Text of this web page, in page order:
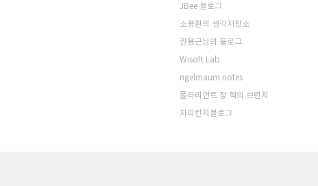
JBee 블로그
소용환의 생각저장소
권용근님의 블로그
Wisoft Lab.
ngelmaum notes
폴라리언트 장 혁의 브런치
자피킨치블로그